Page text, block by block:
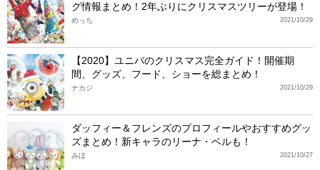
グ情報まとめ！2年ぶりにクリスマスツリーが登場！
2021/10/29
めっち
【2020】ユニバのクリスマス完全ガイド！開催期
間、グッズ、フード、ショーを総まとめ！
2021/10/29
ナカジ
ダッフィー＆フレンズのプロフィールやおすすめグッ
ズまとめ！新キャラのリーナ・ベルも！
2021/10/27
みほ